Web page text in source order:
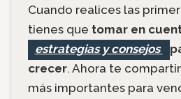
Cuando realices las
tienes que tomar en
estrategias y consejos
crecer. Ahora te
más importantes para